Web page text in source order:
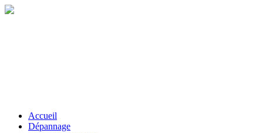
Accueil
Dépannage